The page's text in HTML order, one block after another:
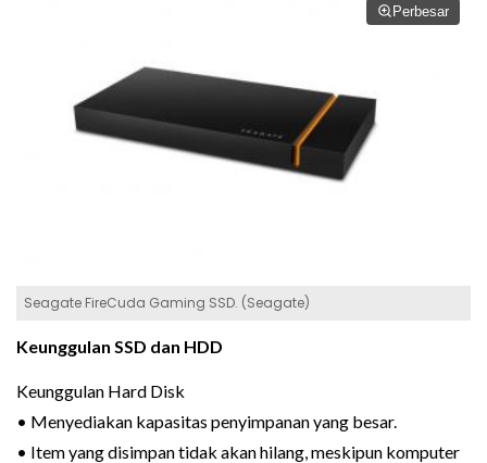
Perbesar
Seagate FireCuda Gaming SSD. (Seagate)
Keunggulan SSD dan HDD
Keunggulan Hard Disk
• Menyediakan kapasitas penyimpanan yang besar.
• Item yang disimpan tidak akan hilang, meskipun komputer